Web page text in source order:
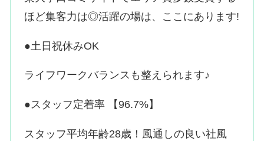
ほど集客力は◎活躍の場は、ここにあります!
●土日祝休みOK
ライフワークバランスも整えられます♪
●スタッフ定着率 【96.7%】
スタッフ平均年齢28歳！風通しの良い社風